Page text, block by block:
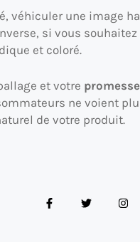
véhiculer une image
si vous
et coloré.
et votre
ne voient
de votre produit.